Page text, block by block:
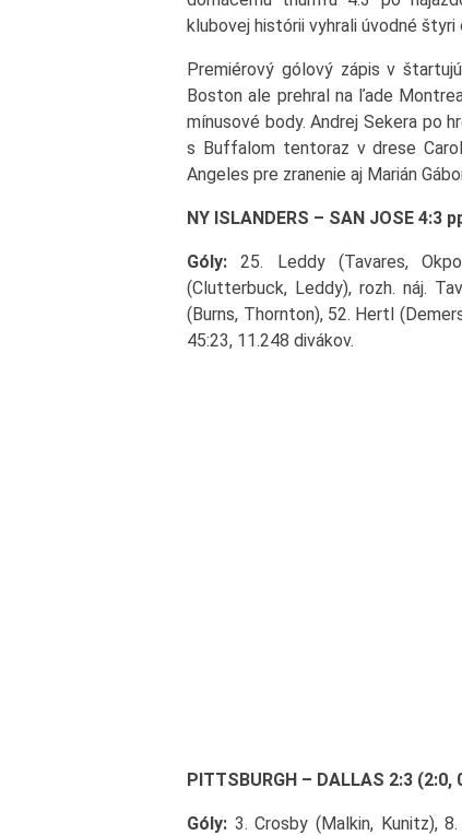
klubovej histórii vyhrali úvodné štyri
Premiérový gólový zápis v
Boston ale prehral na ľade
mínusové body. Andrej Sekera po
s Buffalom tentoraz v drese
Angeles pre zranenie aj Marián
NY ISLANDERS – SAN JOSE 4:3
Góly: 25. Leddy (Tavares,
(Clutterbuck, Leddy), rozh. náj.
(Burns, Thornton), 52. Hertl
45:23, 11.248 divákov.
PITTSBURGH – DALLAS 2:3 (2:0,
Góly: 3. Crosby (Malkin, Kunitz),